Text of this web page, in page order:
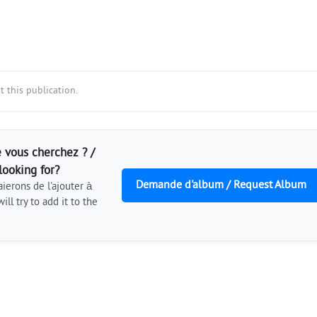
this publication.
vous cherchez ? /
for?
de l'ajouter à
try to add it to the
Demande d'album / Request Album